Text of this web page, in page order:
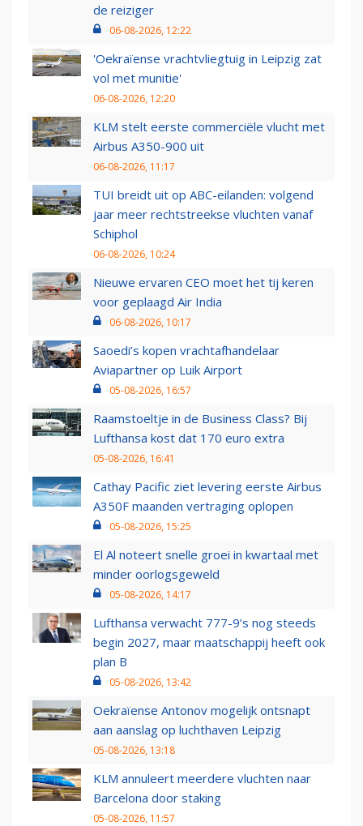
de reiziger
06-08-2026, 12:22
'Oekraïense vrachtvliegtuig in Leipzig zat
vol met munitie'
06-08-2026, 12:20
KLM stelt eerste commerciële vlucht met
Airbus A350-900 uit
06-08-2026, 11:17
TUI breidt uit op ABC-eilanden: volgend
jaar meer rechtstreekse vluchten vanaf
Schiphol
06-08-2026, 10:24
Nieuwe ervaren CEO moet het tij keren
voor geplaagd Air India
06-08-2026, 10:17
Saoedi’s kopen vrachtafhandelaar
Aviapartner op Luik Airport
05-08-2026, 16:57
Raamstoeltje in de Business Class? Bij
Lufthansa kost dat 170 euro extra
05-08-2026, 16:41
Cathay Pacific ziet levering eerste Airbus
A350F maanden vertraging oplopen
05-08-2026, 15:25
El Al noteert snelle groei in kwartaal met
minder oorlogsgeweld
05-08-2026, 14:17
Lufthansa verwacht 777-9’s nog steeds
begin 2027, maar maatschappij heeft ook
plan B
05-08-2026, 13:42
Oekraïense Antonov mogelijk ontsnapt
aan aanslag op luchthaven Leipzig
05-08-2026, 13:18
KLM annuleert meerdere vluchten naar
Barcelona door staking
05-08-2026, 11:57